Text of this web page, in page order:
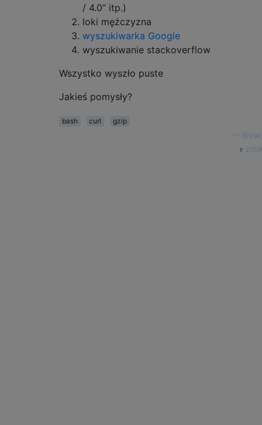
/ 4.0” itp.)
loki mężczyzna
wyszukiwarka Google
wyszukiwanie stackoverflow
Wszystko wyszło puste
Jakieś pomysły?
bash curl
gzip